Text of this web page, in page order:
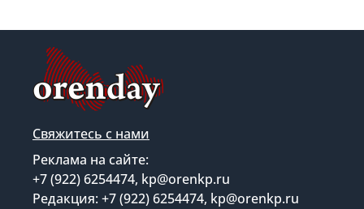
Свяжитесь с нами
Реклама на сайте:
+7 (922) 6254474, kp@orenkp.ru
Редакция: +7 (922) 6254474, kp@orenkp.ru